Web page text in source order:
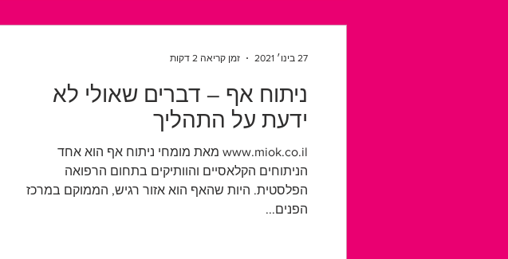
ניתוח אף – דברים שאולי לא
ידעת על התהליך
www.miok.co.il מאת מומחי ניתוח אף הוא אחד
הניתוחים הקלאסיים והוותיקים בתחום הרפואה
הפלסטית. היות שהאף הוא אזור רגיש, הממוקם במרכז
הפנים...
27 בינו׳ 2021 זמן קריאה 2 דקות